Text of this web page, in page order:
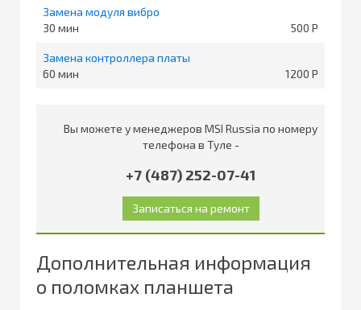
Замена модуля вибро
30
500
Замена контроллера платы
60
1200
Вы можете у менеджеров MSI Russia по номеру
телефона в Туле -
+7 (487) 252-07-41
Дополнительная информация
о поломках планшета